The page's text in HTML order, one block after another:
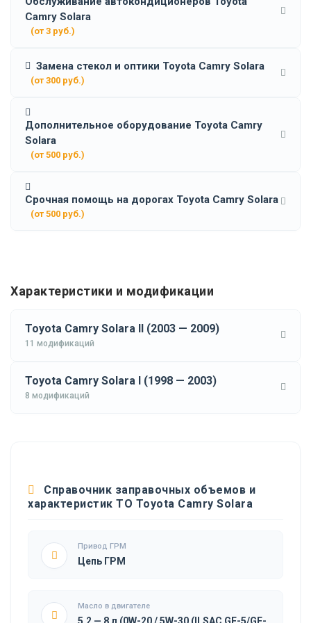
Camry Solara
(от 3 руб.)
Замена стекол и оптики Toyota Camry Solara
(от 300 руб.)
Дополнительное оборудование Toyota Camry
Solara
(от 500 руб.)
Срочная помощь на дорогах Toyota Camry Solara
(от 500 руб.)
Характеристики и модификации
Toyota Camry Solara II (2003 — 2009)
11 модификаций
Toyota Camry Solara I (1998 — 2003)
8 модификаций
Справочник заправочных объемов и
характеристик ТО Toyota Camry Solara
Привод ГРМ
Цепь ГРМ
Масло в двигателе